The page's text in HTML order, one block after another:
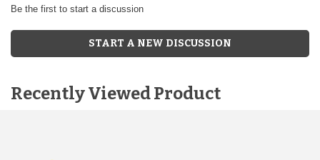
Be the first to start a discussion
START A NEW DISCUSSION
Recently Viewed Product